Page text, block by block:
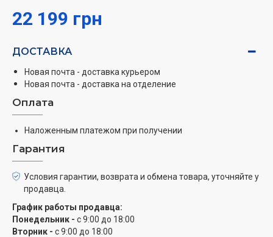
решения. Поэтому все кухни, духовые шкафы и
Наивысший класс энергопотребления А гарантирует
Быстрый разогрев
достижения нужной температуры за самое короткое
150°C за 4 минуты, что на 20% быстрее стандартного
времени нагрева. Теперь вы можете
сосредоточиться на приготовлении пищи вместо того,
нужной температуры. Разогрев пищи теперь стал так
же быстрее и проще.
22 199 грн
ДОСТАВКА
Новая почта - доставка курьером
Новая почта - доставка на отделение
Оплата
Наложенным платежом при получении
Гарантия
Условия гарантии, возврата и обмена товара, уточняйте у
продавца.
График работы продавца:
Понедельник - с 9:00 до 18:00
Вторник - с 9:00 до 18:00